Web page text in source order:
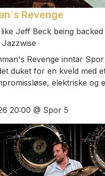
Revenge
Jeff Beck being backed
Revenge inntar
duket for en kveld med
elektriske og
20:00 @ Spor 5